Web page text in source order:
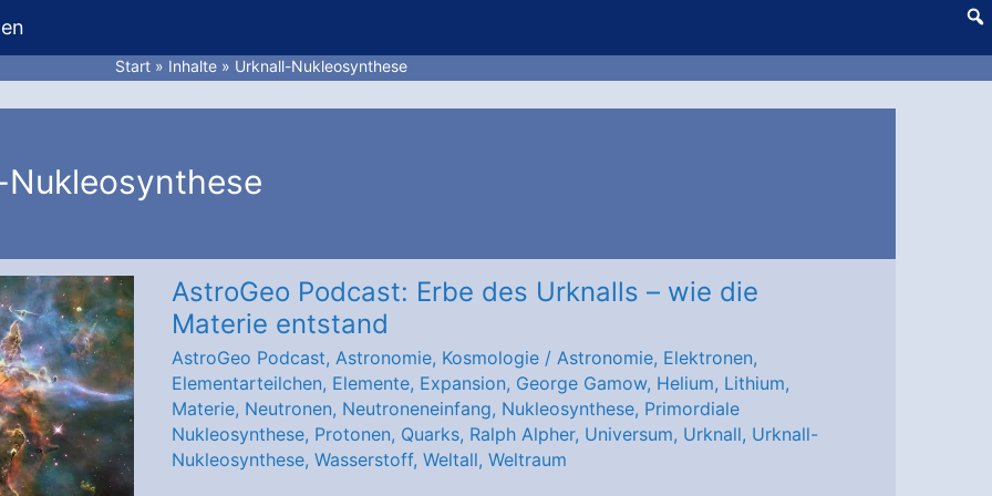
Start Inhalte Urknall-Nukleosynthese
AstroGeo Podcast: Erbe des Urknalls – wie die
Materie entstand
AstroGeo Podcast, Astronomie, Kosmologie/ Astronomie, Elektronen,
Elementarteilchen, Elemente, Expansion, George Gamow, Helium, Lithium,
Materie, Neutronen, Neutroneneinfang, Nukleosynthese, Primordiale
Nukleosynthese, Protonen, Quarks, Ralph Alpher, Universum, Urknall, Urknall-
Nukleosynthese, Wasserstoff, Weltall, Weltraum